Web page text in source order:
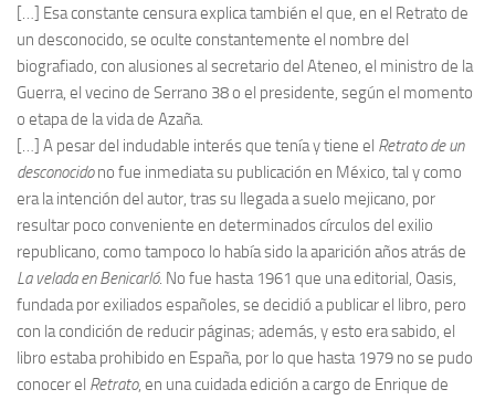
[…] Esa constante censura explica también el que, en el Retrato de
un desconocido, se oculte constantemente el nombre del
biografiado, con alusiones al secretario del Ateneo, el ministro de la
Guerra, el vecino de Serrano 38 o el presidente, según el momento
o etapa de la vida de Azaña.
[…] A pesar del indudable interés que tenía y tiene el Retrato de un
desconocidono fue inmediata su publicación en México, tal y como
era la intención del autor, tras su llegada a suelo mejicano, por
resultar poco conveniente en determinados círculos del exilio
republicano, como tampoco lo había sido la aparición años atrás de
La velada en Benicarló. No fue hasta 1961 que una editorial, Oasis,
fundada por exiliados españoles, se decidió a publicar el libro, pero
con la condición de reducir páginas; además, y esto era sabido, el
libro estaba prohibido en España, por lo que hasta 1979 no se pudo
conocer el Retrato, en una cuidada edición a cargo de Enrique de